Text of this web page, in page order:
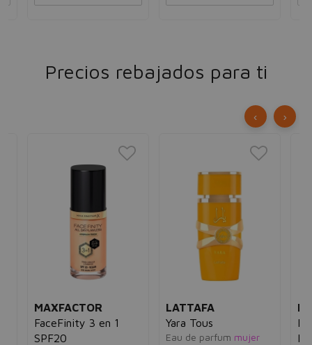
Precios rebajados para ti
MAXFACTOR
FaceFinity 3 en 1
SPF20
LATTAFA
Yara Tous
Eau de parfum mujer
‹ ›